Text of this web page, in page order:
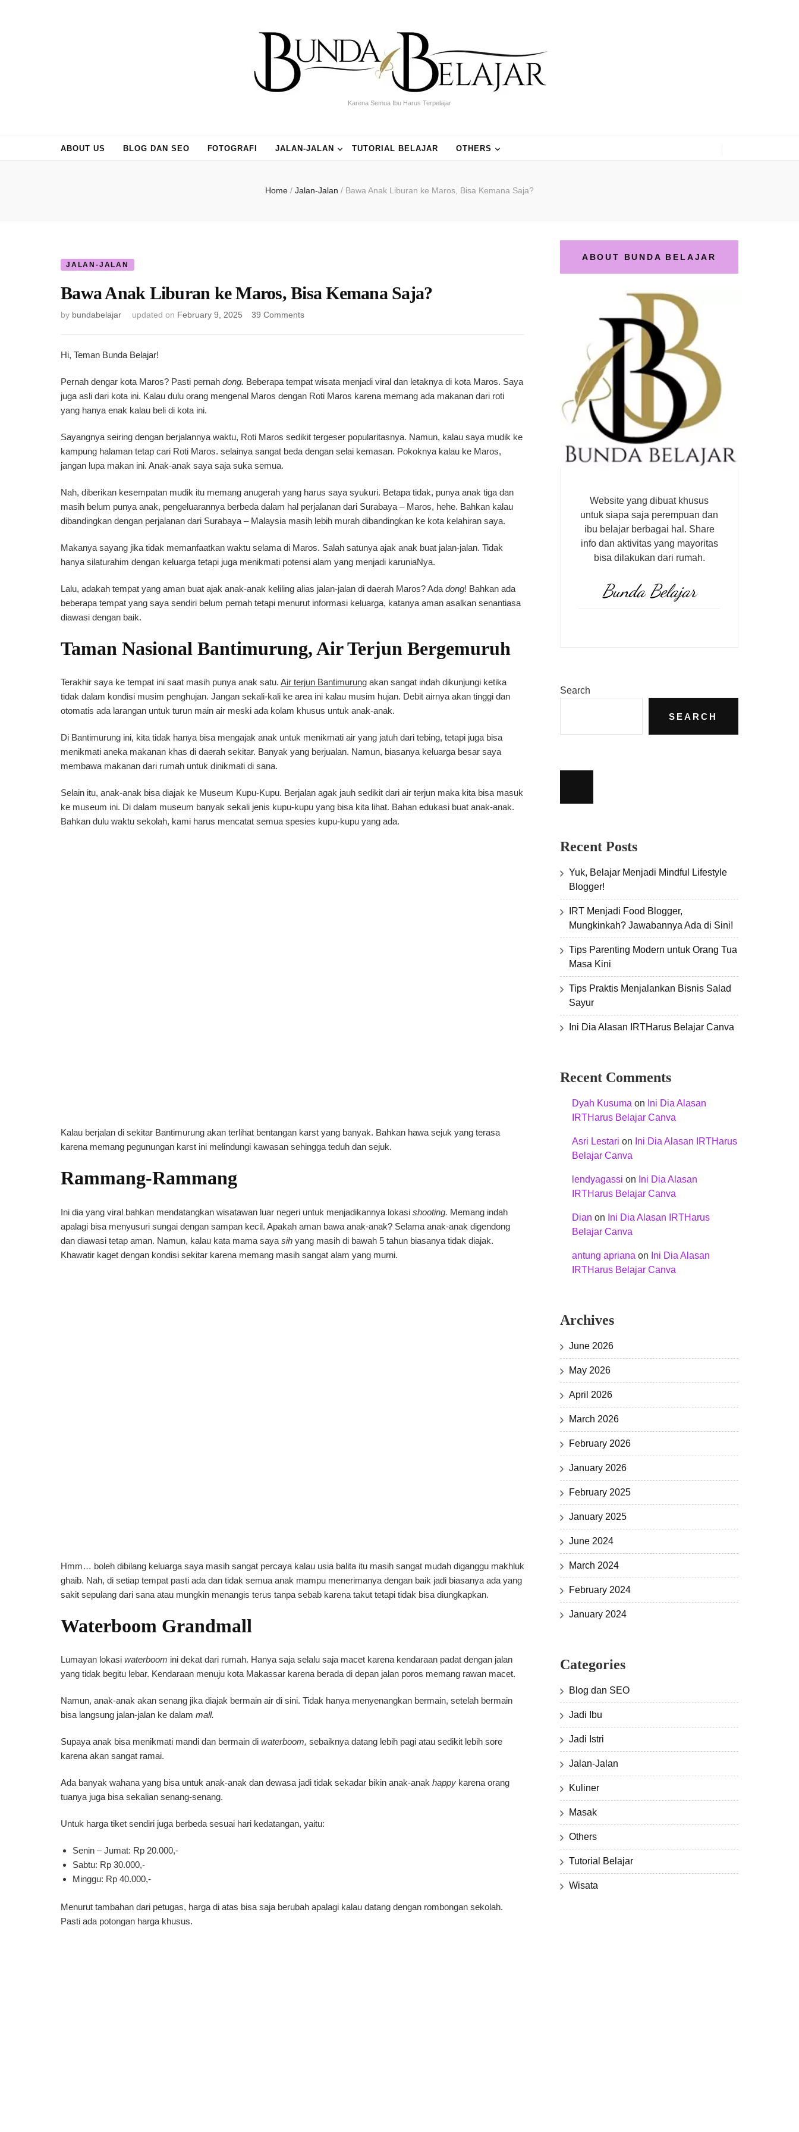
Karena Semua Ibu Harus Terpelajar
ABOUT US BLOG DAN SEO FOTOGRAFI JALAN-JALAN TUTORIAL BELAJAR OTHERS
Home / Jalan-Jalan / Bawa Anak Liburan ke Maros, Bisa Kemana Saja?
JALAN-JALAN
Bawa Anak Liburan ke Maros, Bisa Kemana Saja?
by bundabelajar updated on February 9, 2025 39 Commentson
Maros,
Kemana
Hi, Teman Bunda Belajar!
Pernah dengar kota Maros? Pasti pernah dong. Beberapa tempat wisata menjadi viral dan letaknya di kota Maros. Saya
juga asli dari kota ini. Kalau dulu orang mengenal Maros dengan Roti Maros karena memang ada makanan dari roti
yang hanya enak kalau beli di kota ini.
Sayangnya seiring dengan berjalannya waktu, Roti Maros sedikit tergeser popularitasnya. Namun, kalau saya mudik ke
kampung halaman tetap cari Roti Maros. selainya sangat beda dengan selai kemasan. Pokoknya kalau ke Maros,
jangan lupa makan ini. Anak-anak saya saja suka semua.
Nah, diberikan kesempatan mudik itu memang anugerah yang harus saya syukuri. Betapa tidak, punya anak tiga dan
masih belum punya anak, pengeluarannya berbeda dalam hal perjalanan dari Surabaya – Maros, hehe. Bahkan kalau
dibandingkan dengan perjalanan dari Surabaya – Malaysia masih lebih murah dibandingkan ke kota kelahiran saya.
Makanya sayang jika tidak memanfaatkan waktu selama di Maros. Salah satunya ajak anak buat jalan-jalan. Tidak
hanya silaturahim dengan keluarga tetapi juga menikmati potensi alam yang menjadi karuniaNya.
Lalu, adakah tempat yang aman buat ajak anak-anak keliling alias jalan-jalan di daerah Maros? Ada dong! Bahkan ada
beberapa tempat yang saya sendiri belum pernah tetapi menurut informasi keluarga, katanya aman asalkan senantiasa
diawasi dengan baik.
Taman Nasional Bantimurung, Air Terjun Bergemuruh
Terakhir saya ke tempat ini saat masih punya anak satu. Air terjun Bantimurung akan sangat indah dikunjungi ketika
tidak dalam kondisi musim penghujan. Jangan sekali-kali ke area ini kalau musim hujan. Debit airnya akan tinggi dan
otomatis ada larangan untuk turun main air meski ada kolam khusus untuk anak-anak.
Di Bantimurung ini, kita tidak hanya bisa mengajak anak untuk menikmati air yang jatuh dari tebing, tetapi juga bisa
menikmati aneka makanan khas di daerah sekitar. Banyak yang berjualan. Namun, biasanya keluarga besar saya
membawa makanan dari rumah untuk dinikmati di sana.
Selain itu, anak-anak bisa diajak ke Museum Kupu-Kupu. Berjalan agak jauh sedikit dari air terjun maka kita bisa masuk
ke museum ini. Di dalam museum banyak sekali jenis kupu-kupu yang bisa kita lihat. Bahan edukasi buat anak-anak.
Bahkan dulu waktu sekolah, kami harus mencatat semua spesies kupu-kupu yang ada.
Kalau berjalan di sekitar Bantimurung akan terlihat bentangan karst yang banyak. Bahkan hawa sejuk yang terasa
karena memang pegunungan karst ini melindungi kawasan sehingga teduh dan sejuk.
Rammang-Rammang
Ini dia yang viral bahkan mendatangkan wisatawan luar negeri untuk menjadikannya lokasi shooting. Memang indah
apalagi bisa menyusuri sungai dengan sampan kecil. Apakah aman bawa anak-anak? Selama anak-anak digendong
dan diawasi tetap aman. Namun, kalau kata mama saya sih yang masih di bawah 5 tahun biasanya tidak diajak.
Khawatir kaget dengan kondisi sekitar karena memang masih sangat alam yang murni.
Hmm… boleh dibilang keluarga saya masih sangat percaya kalau usia balita itu masih sangat mudah diganggu makhluk
ghaib. Nah, di setiap tempat pasti ada dan tidak semua anak mampu menerimanya dengan baik jadi biasanya ada yang
sakit sepulang dari sana atau mungkin menangis terus tanpa sebab karena takut tetapi tidak bisa diungkapkan.
Waterboom Grandmall
Lumayan lokasi waterboom ini dekat dari rumah. Hanya saja selalu saja macet karena kendaraan padat dengan jalan
yang tidak begitu lebar. Kendaraan menuju kota Makassar karena berada di depan jalan poros memang rawan macet.
Namun, anak-anak akan senang jika diajak bermain air di sini. Tidak hanya menyenangkan bermain, setelah bermain
bisa langsung jalan-jalan ke dalam mall.
Supaya anak bisa menikmati mandi dan bermain di waterboom, sebaiknya datang lebih pagi atau sedikit lebih sore
karena akan sangat ramai.
Ada banyak wahana yang bisa untuk anak-anak dan dewasa jadi tidak sekadar bikin anak-anak happy karena orang
tuanya juga bisa sekalian senang-senang.
Untuk harga tiket sendiri juga berbeda sesuai hari kedatangan, yaitu:
Senin – Jumat: Rp 20.000,-
Sabtu: Rp 30.000,-
Minggu: Rp 40.000,-
Menurut tambahan dari petugas, harga di atas bisa saja berubah apalagi kalau datang dengan rombongan sekolah.
Pasti ada potongan harga khusus.
ABOUT BUNDA BELAJAR
Website yang dibuat khusus
untuk siapa saja perempuan dan
ibu belajar berbagai hal. Share
info dan aktivitas yang mayoritas
bisa dilakukan dari rumah.
Bunda Belajar
Search
SEARCH
Recent Posts
Yuk, Belajar Menjadi Mindful Lifestyle
Blogger!
IRT Menjadi Food Blogger,
Mungkinkah? Jawabannya Ada di Sini!
Tips Parenting Modern untuk Orang Tua
Masa Kini
Tips Praktis Menjalankan Bisnis Salad
Sayur
Ini Dia Alasan IRTHarus Belajar Canva
Recent Comments
Dyah Kusuma on Ini Dia Alasan
IRTHarus Belajar Canva
Asri Lestari on Ini Dia Alasan IRTHarus
Belajar Canva
lendyagassi on Ini Dia Alasan
IRTHarus Belajar Canva
Dian on Ini Dia Alasan IRTHarus
Belajar Canva
antung apriana on Ini Dia Alasan
IRTHarus Belajar Canva
Archives
June 2026
May 2026
April 2026
March 2026
February 2026
January 2026
February 2025
January 2025
June 2024
March 2024
February 2024
January 2024
Categories
Blog dan SEO
Jadi Ibu
Jadi Istri
Jalan-Jalan
Kuliner
Masak
Others
Tutorial Belajar
Wisata